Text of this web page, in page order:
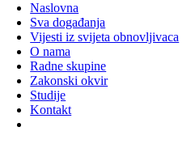
Naslovna
Sva događanja
Vijesti iz svijeta obnovljivaca
O nama
Radne skupine
Zakonski okvir
Studije
Kontakt